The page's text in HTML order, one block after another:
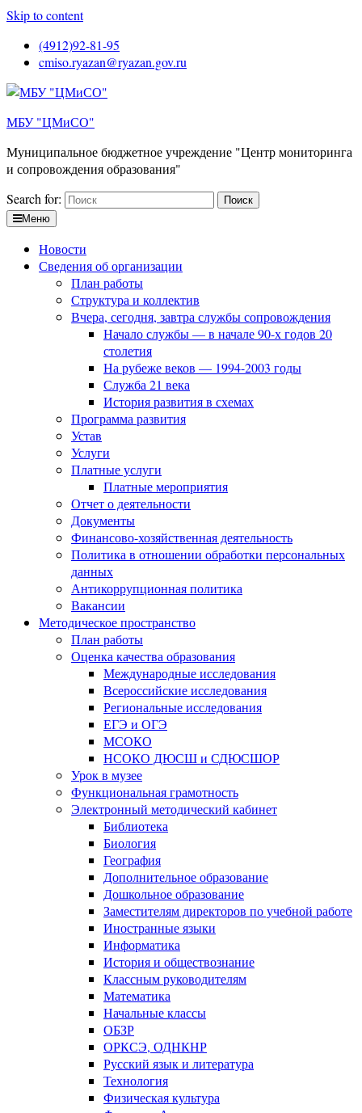
Skip to content
(4912)92-81-95
cmiso.ryazan@ryazan.gov.ru
МБУ "ЦМиСО"
Муниципальное бюджетное учреждение "Центр мониторинга
и сопровождения образования"
Search for:
Меню
Новости
Сведения об организации
План работы
Структура и коллектив
Вчера, сегодня, завтра службы сопровождения
Начало службы — в начале 90-х годов 20
столетия
На рубеже веков — 1994-2003 годы
Служба 21 века
История развития в схемах
Программа развития
Устав
Услуги
Платные услуги
Платные мероприятия
Отчет о деятельности
Документы
Финансово-хозяйственная деятельность
Политика в отношении обработки персональных
данных
Антикоррупционная политика
Вакансии
Методическое пространство
План работы
Оценка качества образования
Международные исследования
Всероссийские исследования
Региональные исследования
ЕГЭ и ОГЭ
МСОКО
НСОКО ДЮСШ и СДЮСШОР
Урок в музее
Функциональная грамотность
Электронный методический кабинет
Библиотека
Биология
География
Дополнительное образование
Дошкольное образование
Заместителям директоров по учебной работе
Иностранные языки
Информатика
История и обществознание
Классным руководителям
Математика
Начальные классы
ОБЗР
ОРКСЭ, ОДНКНР
Русский язык и литература
Технология
Физическая культура